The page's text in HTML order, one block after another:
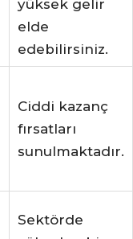
yüksek gelir
elde
edebilirsiniz.
Ciddi kazanç
fırsatları
sunulmaktadır.
Sektörde